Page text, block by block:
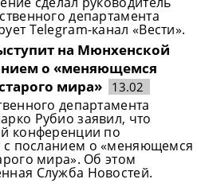
департамента
Telegram-канал «Вести».
на Мюнхенской
о «меняющемся
мира»
13.02
департамента
Рубио заявил, что
конференции по
с посланием о «меняющемся
мира». Об этом
Служба Новостей.